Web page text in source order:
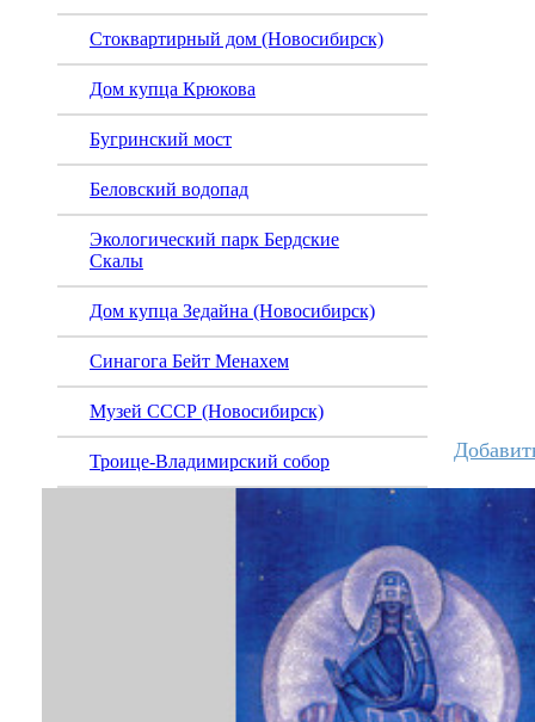
Стоквартирный дом (Новосибирск)
Дом купца Крюкова
Бугринский мост
Беловский водопад
Экологический парк Бердские
Скалы
Дом купца Зедайна (Новосибирск)
Синагога Бейт Менахем
Музей СССР (Новосибирск)
Троице-Владимирский собор